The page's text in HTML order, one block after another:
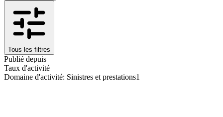
Tous les filtres
Publié depuis
Taux d'activité
Domaine d'activité: Sinistres et prestations1